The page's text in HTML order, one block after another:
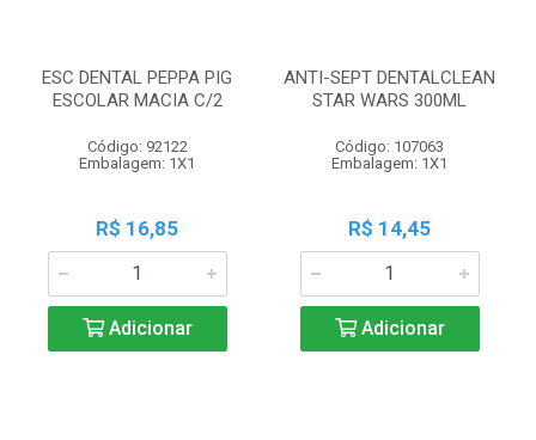
ESC DENTAL PEPPA PIG
ESCOLAR MACIA C/2
Código: 92122
Embalagem: 1X1
R$ 16,85
Adicionar
ANTI-SEPT DENTALCLEAN
STAR WARS 300ML
Código: 107063
Embalagem: 1X1
R$ 14,45
Adicionar